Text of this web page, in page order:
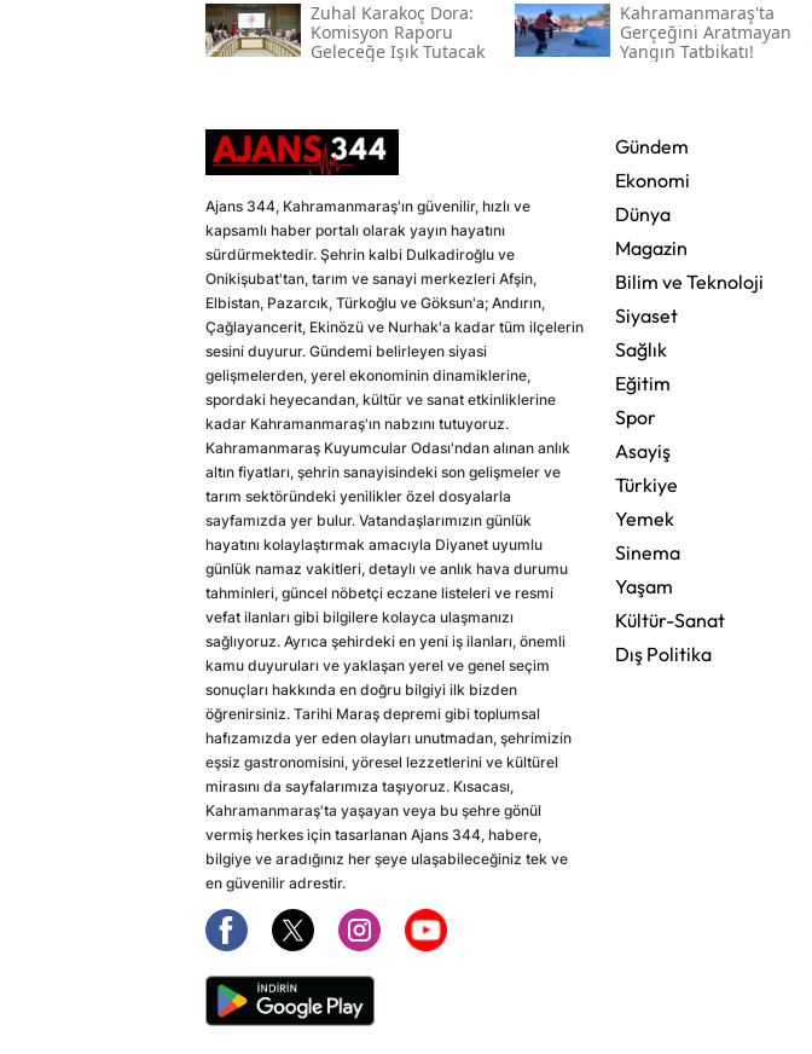
Zuhal Karakoç Dora:
Komisyon Raporu
Geleceğe Işık Tutacak
Kahramanmaraş'ta
Gerçeğini Aratmayan
Yangın Tatbikatı!
Ajans 344, Kahramanmaraş'ın güvenilir, hızlı ve
kapsamlı haber portalı olarak yayın hayatını
sürdürmektedir. Şehrin kalbi Dulkadiroğlu ve
Onikişubat'tan, tarım ve sanayi merkezleri Afşin,
Elbistan, Pazarcık, Türkoğlu ve Göksun'a; Andırın,
Çağlayancerit, Ekinözü ve Nurhak'a kadar tüm ilçelerin
sesini duyurur. Gündemi belirleyen siyasi
gelişmelerden, yerel ekonominin dinamiklerine,
spordaki heyecandan, kültür ve sanat etkinliklerine
kadar Kahramanmaraş'ın nabzını tutuyoruz.
Kahramanmaraş Kuyumcular Odası'ndan alınan anlık
altın fiyatları, şehrin sanayisindeki son gelişmeler ve
tarım sektöründeki yenilikler özel dosyalarla
sayfamızda yer bulur. Vatandaşlarımızın günlük
hayatını kolaylaştırmak amacıyla Diyanet uyumlu
günlük namaz vakitleri, detaylı ve anlık hava durumu
tahminleri, güncel nöbetçi eczane listeleri ve resmi
vefat ilanları gibi bilgilere kolayca ulaşmanızı
sağlıyoruz. Ayrıca şehirdeki en yeni iş ilanları, önemli
kamu duyuruları ve yaklaşan yerel ve genel seçim
sonuçları hakkında en doğru bilgiyi ilk bizden
öğrenirsiniz. Tarihi Maraş depremi gibi toplumsal
hafızamızda yer eden olayları unutmadan, şehrimizin
eşsiz gastronomisini, yöresel lezzetlerini ve kültürel
mirasını da sayfalarımıza taşıyoruz. Kısacası,
Kahramanmaraş'ta yaşayan veya bu şehre gönül
vermiş herkes için tasarlanan Ajans 344, habere,
bilgiye ve aradığınız her şeye ulaşabileceğiniz tek ve
en güvenilir adrestir.
Gündem
Ekonomi
Dünya
Magazin
Bilim ve Teknoloji
Siyaset
Sağlık
Eğitim
Spor
Asayiş
Türkiye
Yemek
Sinema
Yaşam
Kültür-Sanat
Dış Politika